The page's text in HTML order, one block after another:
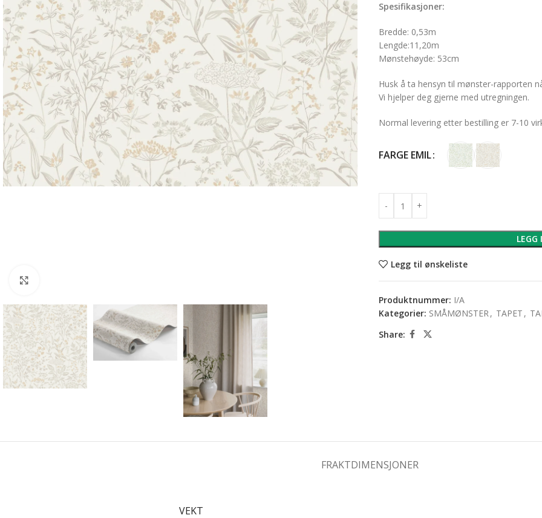
Spesifikasjoner:
Bredde: 0,53m
Lengde:11,20m
Mønstehøyde: 53cm
Husk å ta hensyn til mønster-rapporten
Vi hjelper deg gjerne med utregningen.
Normal levering etter bestilling er 7-10
FARGE EMIL
LEGG
Legg til ønskeliste
Produktnummer: I/A
Kategorier: SMÅMØNSTER, TAPET ,
Share:
FRAKTDIMENSJONER
VEKT